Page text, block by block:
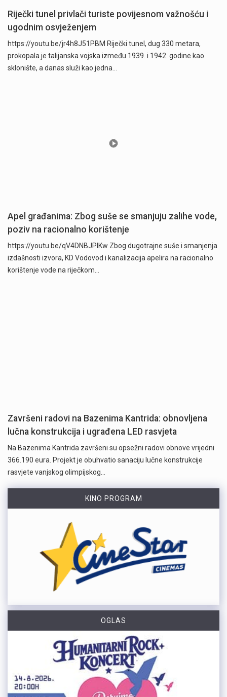
Riječki tunel privlači turiste povijesnom važnošću i
ugodnim osvježenjem
https://youtu.be/jr4h8J51PBM Riječki tunel, dug 330 metara,
prokopala je talijanska vojska između 1939. i 1942. godine kao
sklonište, a danas služi kao jedna…
Apel građanima: Zbog suše se smanjuju zalihe vode,
poziv na racionalno korištenje
https://youtu.be/qV4DNBJPlKw Zbog dugotrajne suše i smanjenja
izdašnosti izvora, KD Vodovod i kanalizacija apelira na racionalno
korištenje vode na riječkom…
Završeni radovi na Bazenima Kantrida: obnovljena
lučna konstrukcija i ugrađena LED rasvjeta
Na Bazenima Kantrida završeni su opsežni radovi obnove vrijedni
366.190 eura. Projekt je obuhvatio sanaciju lučne konstrukcije
rasvjete vanjskog olimpijskog…
KINO PROGRAM
OGLAS